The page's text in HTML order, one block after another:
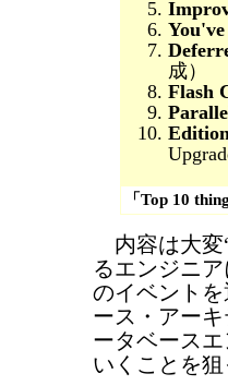
成）
Flash
「Top 10
内容は大変
るエンジニ
のイベント
ース・アー
ータベース
いくことを狙